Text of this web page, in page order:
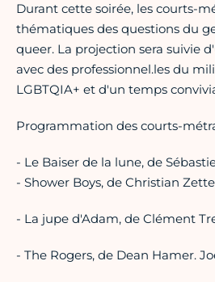
Durant cette soirée, les courts-
thématiques des questions du
queer. La projection sera suivie
avec des professionnel.les du
LGBTQIA+ et d'un temps
Programmation des courts-
- Le Baiser de la lune, de
- Shower Boys, de Christian
- La jupe d'Adam, de Clément
- The Rogers, de Dean Hamer.